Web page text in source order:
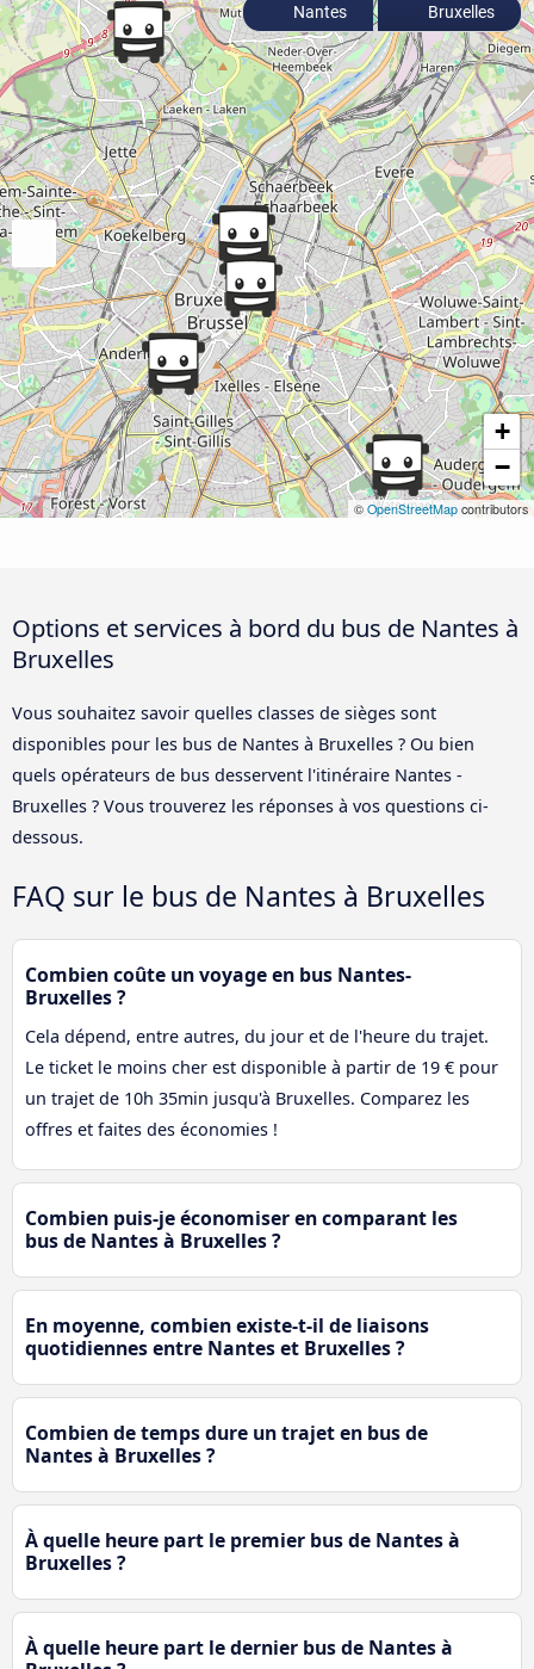
+
−
© OpenStreetMap contributors
Nantes Bruxelles
Options et services à bord du bus de Nantes à
Bruxelles
Vous souhaitez savoir quelles classes de sièges sont
disponibles pour les bus de Nantes à Bruxelles ? Ou bien
quels opérateurs de bus desservent l'itinéraire Nantes -
Bruxelles ? Vous trouverez les réponses à vos questions ci-
dessous.
FAQ sur le bus de Nantes à Bruxelles
Combien coûte un voyage en bus Nantes-
Bruxelles ?
Cela dépend, entre autres, du jour et de l'heure du trajet.
Le ticket le moins cher est disponible à partir de 19 € pour
un trajet de 10h 35min jusqu'à Bruxelles. Comparez les
offres et faites des économies !
Combien puis-je économiser en comparant les
bus de Nantes à Bruxelles ?
En moyenne, combien existe-t-il de liaisons
quotidiennes entre Nantes et Bruxelles ?
Combien de temps dure un trajet en bus de
Nantes à Bruxelles ?
À quelle heure part le premier bus de Nantes à
Bruxelles ?
À quelle heure part le dernier bus de Nantes à